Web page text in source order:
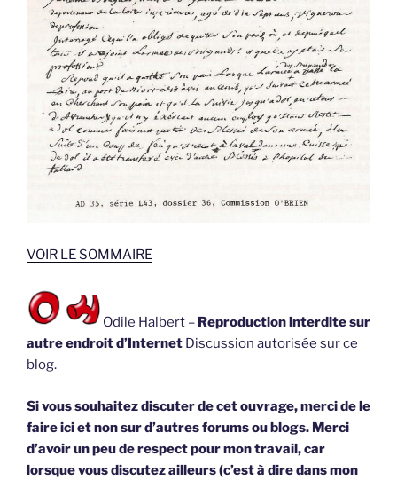
VOIR LE SOMMAIRE
Odile Halbert – Reproduction interdite sur
autre endroit d’Internet Discussion autorisée sur ce
blog.
Si vous souhaitez discuter de cet ouvrage, merci de le
faire ici et non sur d’autres forums ou blogs. Merci
d’avoir un peu de respect pour mon travail, car
lorsque vous discutez ailleurs (c’est à dire dans mon